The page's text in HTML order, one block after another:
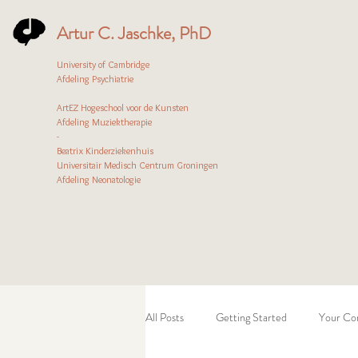
Artur C. Jaschke, PhD
University of Cambridge
Afdeling Psychiatrie
ArtEZ Hogeschool voor de Kunsten
Afdeling Muziektherapie
-
Beatrix Kinderziekenhuis
Universitair Medisch Centrum Groningen
Afdeling Neonatologie
All Posts Getting Started Your